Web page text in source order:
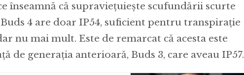
înseamnă că supraviețuiește scufundării scurte
4 are doar IP54, suficient pentru transpirație
nu mai mult. Este de remarcat că acesta este
de generația anterioară, Buds 3, care aveau IP57.